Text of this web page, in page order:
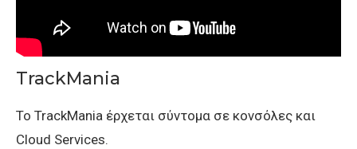
TrackMania
Το TrackMania έρχεται σύντομα σε κονσόλες και
Cloud Services.